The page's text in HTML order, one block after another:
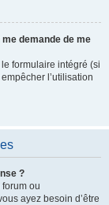
demande de me
formulaire intégré (si
l’utilisation
?
ou
ayez besoin d’être